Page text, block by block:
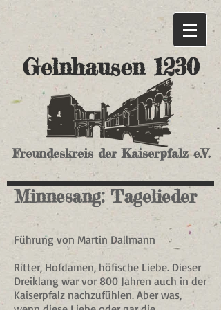
Gelnhausen 1230
Freundeskreis der Kaiserpfalz e.V.
Minnesang: Tagelieder
Führung von Martin Dallmann
Ritter, Hofdamen, höfische Liebe. Dieser
Dreiklang war vor 800 Jahren auch in der
Kaiserpfalz nachzufühlen. Aber was,